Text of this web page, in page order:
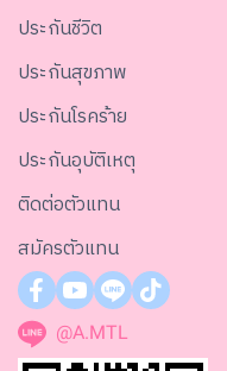
ประกันชีวิต
ประกันสุขภาพ
ประกันโรคร้าย
ประกันอุบัติเหตุ
ติดต่อตัวแทน
สมัครตัวแทน
@A.MTL